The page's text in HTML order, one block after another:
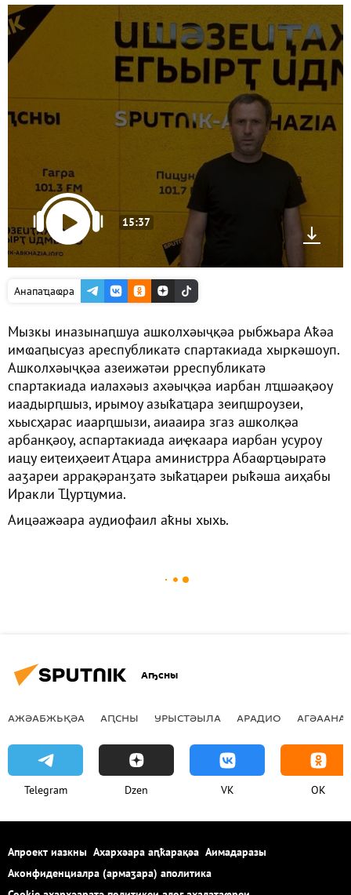
15:37
Анапаҵаҩра
Мызкы иназынаԥшуа ашколхәыҷқәа рыбжьара Аҟәа
имҩаԥысуаз ареспубликатә спартакиада хыркәшоуп.
Ашколхәыҷқәа азеижәтәи рреспубликатә
спартакиада иалахәыз ахәыҷқәа иарбан лҵшәақәоу
иаадырԥшыз, ирымоу азыҟаҵара зеиԥшроузеи,
хьысҳарас иаарԥшызи, аиааира згаз ашколқәа
арбанқәоу, аспартакиада аиҿкаара иарбан усуроу
иацу еиҭеиҳәеит Аҵара аминистрра Абаҩрҵәыратә
ааӡареи аррақәранӡатә зыҟаҵареи рыҟәша аиҳабы
Иракли Ҵурҵумиа.
Аицәажәара аудиофаил аҟны хыхь.
Аҧсны
АЖӘАБЖЬҚӘА АԤСНЫ УРЫСТӘЫЛА АРАДИО
Telegram Dzen VK OK
Апроект иазкны Ахархәара аԥҟарақәа Аимадаразы
Аконфиденциалра (армаӡара) аполитика